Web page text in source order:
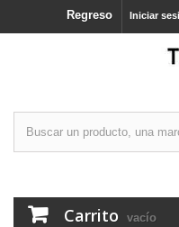
Iniciar
Regreso
Carrito vacío